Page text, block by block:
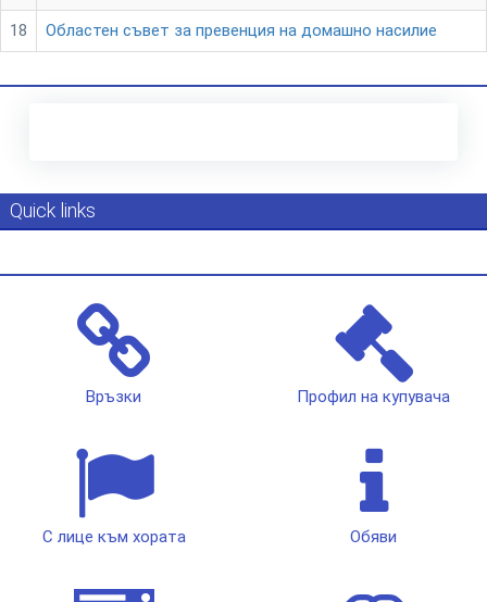
18 Областен съвет за превенция на домашно насилие
Quick links
Връзки Профил на купувача
С лице към хората Обяви